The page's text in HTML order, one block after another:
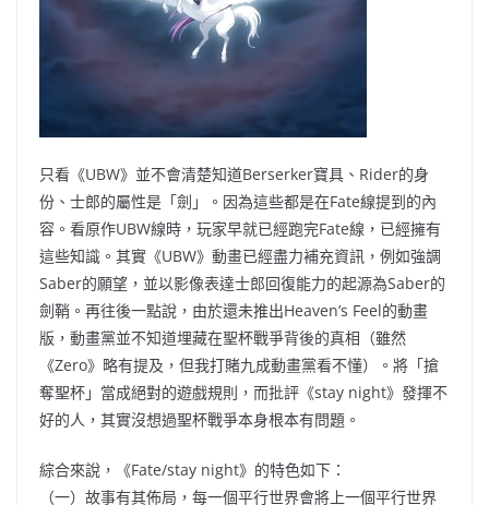
只看《UBW》並不會清楚知道Berserker寶具、Rider的身
份、士郎的屬性是「劍」。因為這些都是在Fate線提到的內
容。看原作UBW線時，玩家早就已經跑完Fate線，已經擁有
這些知識。其實《UBW》動畫已經盡力補充資訊，例如強調
Saber的願望，並以影像表達士郎回復能力的起源為Saber的
劍鞘。再往後一點說，由於還未推出Heaven’s Feel的動畫
版，動畫黨並不知道埋藏在聖杯戰爭背後的真相（雖然
《Zero》略有提及，但我打賭九成動畫黨看不懂）。將「搶
奪聖杯」當成絕對的遊戲規則，而批評《stay night》發揮不
好的人，其實沒想過聖杯戰爭本身根本有問題。
綜合來說，《Fate/stay night》的特色如下：
（一）故事有其佈局，每一個平行世界會將上一個平行世界